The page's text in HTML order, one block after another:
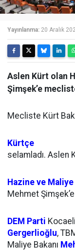
Yayınlanma: 20 Aralık
Aslen Kürt olan
Şimşek’e
Mecliste Kürt
Kürtçe
selamladı. Aslen
Hazine ve Maliye
Mehmet
DEM Parti
Gergerlioğlu,
Maliye Bakanı